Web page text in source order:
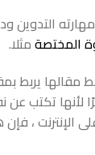
التدوين
المختصةمثلا.
مقالها يربط
لأنها تكتب
، فإن